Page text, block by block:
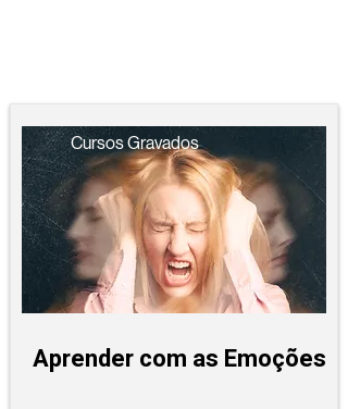
Cursos Gravados
Aprender com as Emoções